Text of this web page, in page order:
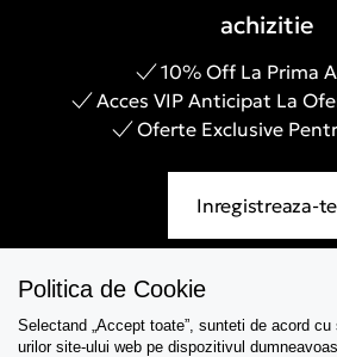
achizitie
10% Off La Prima
Acces VIP Anticipat La
Oferte Exclusive
Inregistreaza-te
Asistenta
Politica de Cookie
Selectand „Accept toate”, sunteti de acord
urilor site-ului web pe dispozitivul